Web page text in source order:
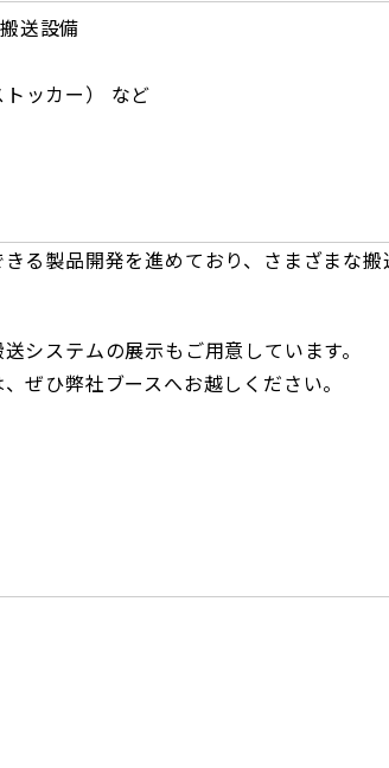
送設備
ッカー） など
る製品開発を進めており、さまざまな
システムの展示もご用意しています。
ぜひ弊社ブースへお越しください。